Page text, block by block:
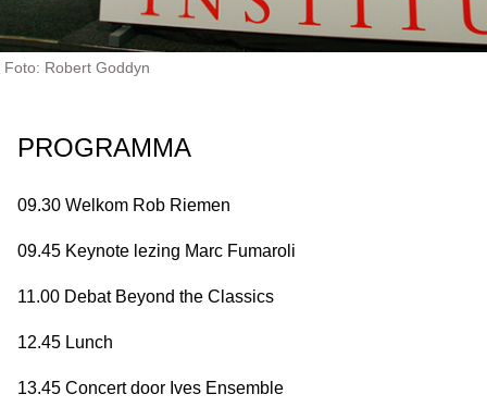
Foto: Robert Goddyn
PROGRAMMA
09.30 Welkom Rob Riemen
09.45 Keynote lezing Marc Fumaroli
11.00 Debat Beyond the Classics
12.45 Lunch
13.45 Concert door Ives Ensemble